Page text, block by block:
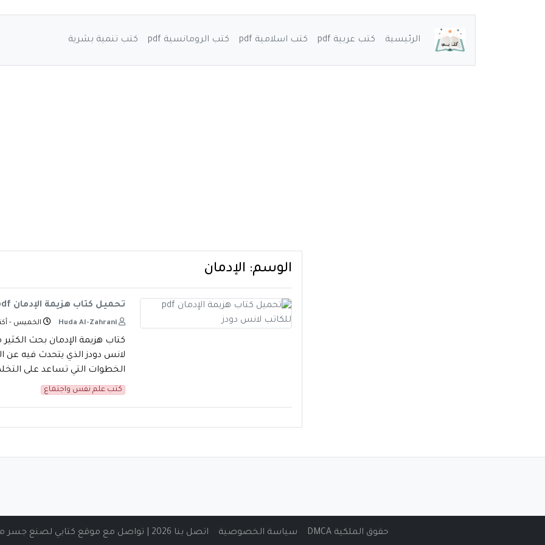
الرئيسية كتب عربية pdf كتب اسلامية pdf كتب الرومانسية pdf كتب تنمية بشرية
الوسم: الإدمان
تحميل كتاب هزيمة الإدمان pdf للكاتب لانس دودز
Huda Al-Zahrani الخميس - أكتوبر
كتاب هزيمة الإدمان بحث
لانس دودز الذي يتحدث فيه عن
الخطوات التي تساعد على
كتب علم نفس واجتماع
حقوق الملكية DMCA سياسة الخصوصية اتصل بنا 2026 | تواصل مع موقع كتابي لصنع جسر من المعرفة الرقمية